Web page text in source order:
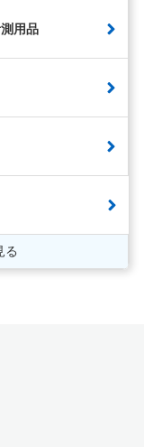
用品
る